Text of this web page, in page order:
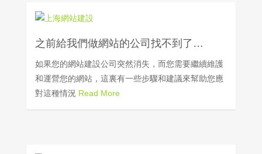
之前給我們做網站的公司找不到了…
如果您的網站建設公司突然消失，而您需要繼續維護
和運營您的網站，這裏有一些步驟和建議來幫助您應
對這種情況 Read More